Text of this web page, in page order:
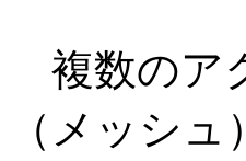
複数のア
（メッシ